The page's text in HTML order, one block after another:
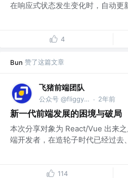
在响应式状态发生变化时，自动更
4
Bun 赞了这篇文章
飞猪前端团队
公众号 @fliggyfe · 2年前
新一代前端发展的困境与破局
本次分享对象为 React/Vue 出来
端开发者，在造轮子时代已经过去
114